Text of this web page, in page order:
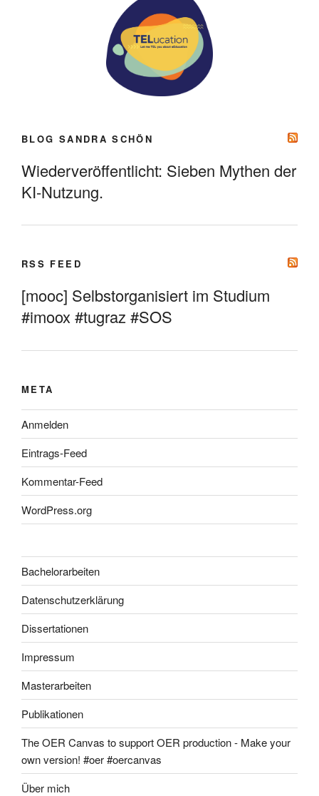
BLOG SANDRA SCHÖN
Wiederveröffentlicht: Sieben Mythen der
KI-Nutzung.
RSS FEED
[mooc] Selbstorganisiert im Studium
#imoox #tugraz #SOS
META
Anmelden
Eintrags-Feed
Kommentar-Feed
WordPress.org
Bachelorarbeiten
Datenschutzerklärung
Dissertationen
Impressum
Masterarbeiten
Publikationen
The OER Canvas to support OER production - Make your
own version! #oer #oercanvas
Über mich